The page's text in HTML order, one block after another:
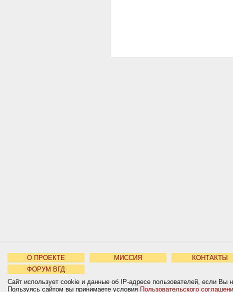
О ПРОЕКТЕ МИССИЯ КОНТАКТЫ
ФОРУМ ВГД
Сайт использует cookie и данные об IP-адресе пользователей, если Вы
Пользуясь сайтом вы принимаете условия Пользовательского